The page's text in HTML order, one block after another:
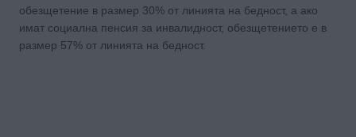
обезщетение в размер 30% от линията на бедност, а ако
имат социална пенсия за инвалидност, обезщетението е в
размер 57% от линията на бедност.